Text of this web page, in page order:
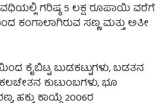
ಗರಿಷ್ಠ 5 ಲಕ್ಷ ರೂಪಾಯಿ ವರೆಗೆ
ಕಂಗಾಲಾಗಿರುವ ಸಣ್ಣ ಮತ್ತು ಅತೀ
ಕೈಬಿಟ್ಟ ಬುಡಕಟ್ಟುಗಳು, ಬಡತನ
ಕುಟುಂಬಗಳು, ಭೂ
ಕಾಯ್ದೆ 2006ರ